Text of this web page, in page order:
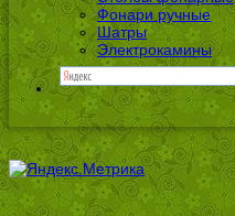
Фонари ручные
Шатры
Электрокамины